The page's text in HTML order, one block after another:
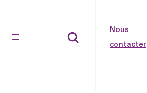
Nous
contacter